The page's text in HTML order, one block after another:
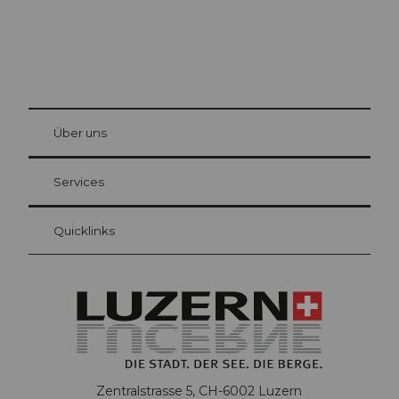
Gästekarte Luzern
Ihre Vorteile als Übernachtungsgast
at Bre
Über uns
Services
Quicklinks
Zentralstrasse 5, CH-6002 Luzern